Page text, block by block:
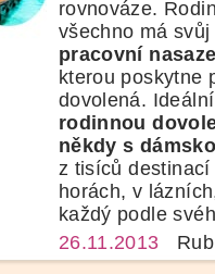
rovnováze.
všechno má
pracovní
kterou poskytne
dovolená.
rodinnou
někdy s
z tisíců
horách, v
každý podle
26.11.2013